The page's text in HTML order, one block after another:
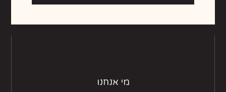
מי אנחנו